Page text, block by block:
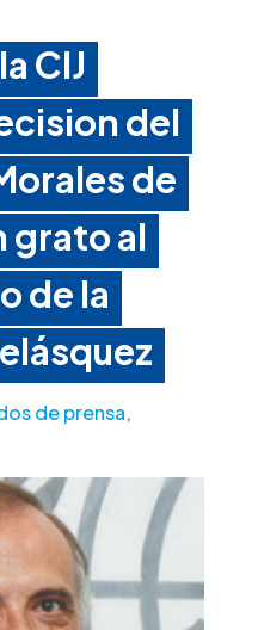
CIJ
del
de
grato al
de la
de prensa,